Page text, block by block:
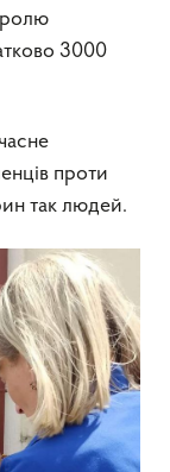
3000
проти
так людей.